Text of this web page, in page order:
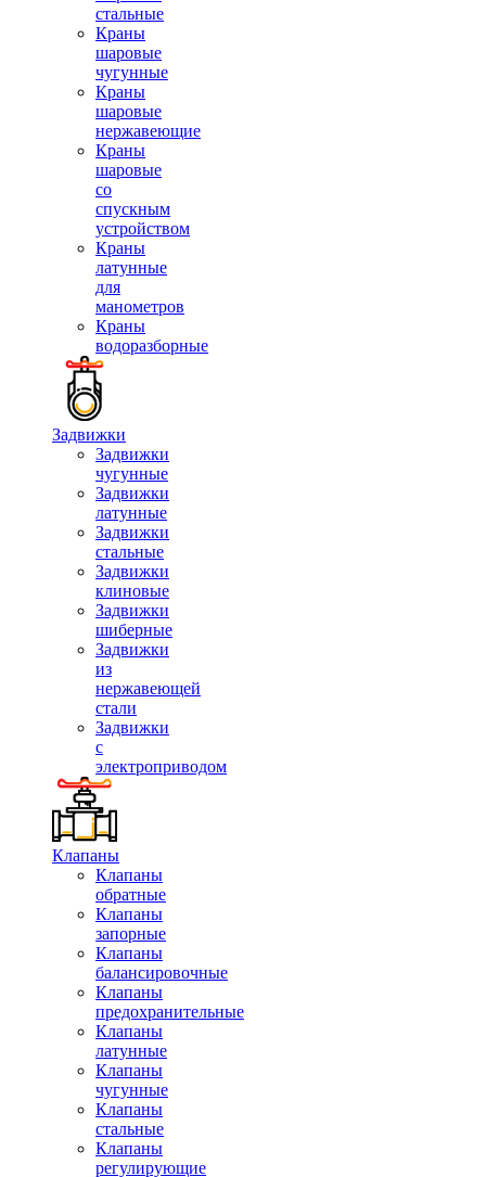
стальные
Краны
шаровые
чугунные
Краны
шаровые
нержавеющие
Краны
шаровые
со
спускным
устройством
Краны
латунные
для
манометров
Краны
водоразборные
Задвижки
Задвижки
чугунные
Задвижки
латунные
Задвижки
стальные
Задвижки
клиновые
Задвижки
шиберные
Задвижки
из
нержавеющей
стали
Задвижки
с
электроприводом
Клапаны
Клапаны
обратные
Клапаны
запорные
Клапаны
балансировочные
Клапаны
предохранительные
Клапаны
латунные
Клапаны
чугунные
Клапаны
стальные
Клапаны
регулирующие